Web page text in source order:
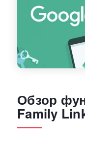
Обзор
Family